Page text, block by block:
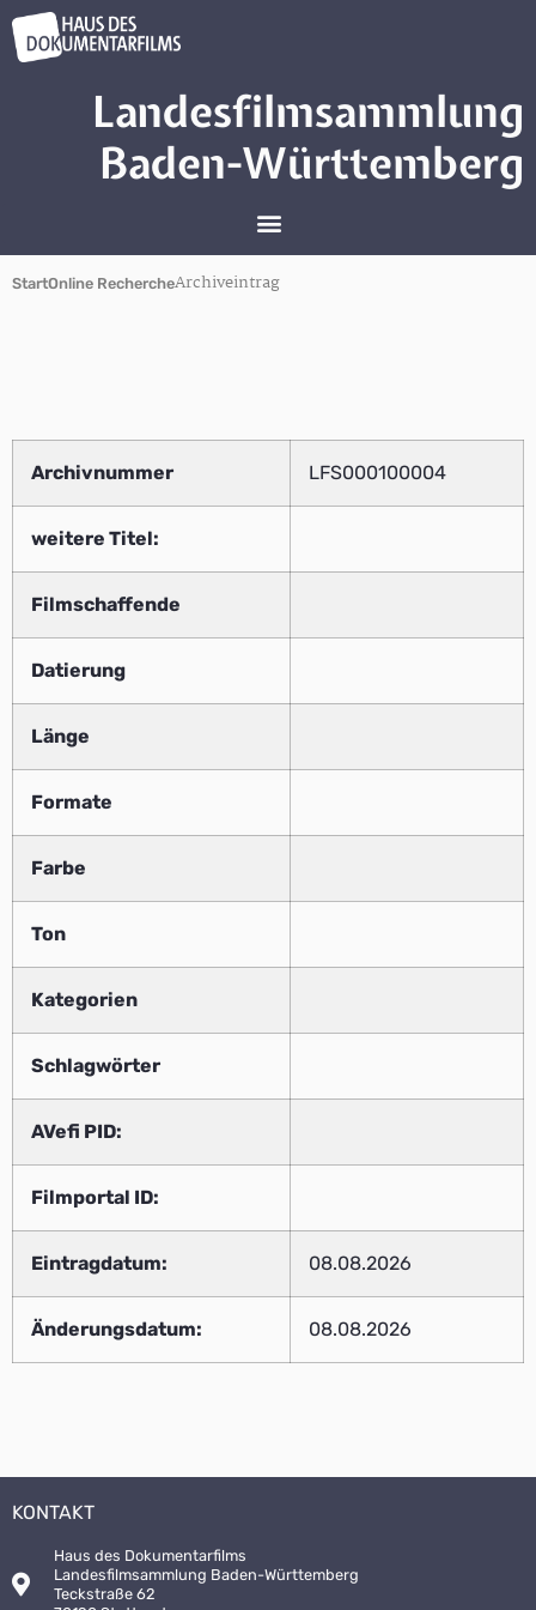
Landesfilmsammlung
Baden-Württemberg
StartOnline RechercheArchiveintrag
Archivnummer LFS000100004
weitere Titel:
Filmschaffende
Datierung
Länge
Formate
Farbe
Ton
Kategorien
Schlagwörter
AVefi PID:
Filmportal ID:
Eintragdatum: 08.08.2026
Änderungsdatum: 08.08.2026
KONTAKT
Haus des Dokumentarfilms
Landesfilmsammlung Baden-Württemberg
Teckstraße 62